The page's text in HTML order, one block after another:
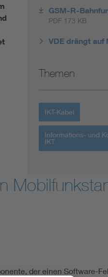
GSM-R-
PDF 173 KB
Themen
IKT-Kabel
Informations- und
IKT
der einen Software-